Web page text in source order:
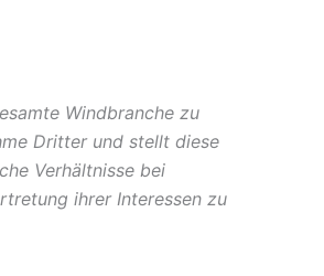
Windbranche zu
Dritter und stellt diese
Verhältnisse bei
ihrer Interessen zu